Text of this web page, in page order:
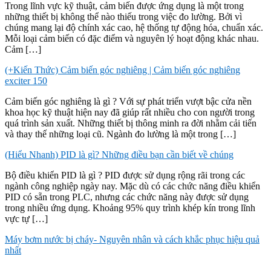
Trong lĩnh vực kỹ thuật, cảm biến được ứng dụng là một trong
những thiết bị không thể nào thiếu trong việc đo lường. Bởi vì
chúng mang lại độ chính xác cao, hệ thống tự động hóa, chuẩn xác.
Mỗi loại cảm biến có đặc điểm và nguyên lý hoạt động khác nhau.
Cảm […]
(+Kiến Thức) Cảm biến góc nghiêng | Cảm biến góc nghiêng
exciter 150
Cảm biến góc nghiêng là gì ? Với sự phát triển vượt bậc cửa nền
khoa học kỹ thuật hiện nay đã giúp rất nhiều cho con người trong
quá trình sản xuất. Những thiết bị thông minh ra đời nhằm cải tiến
và thay thế những loại cũ. Ngành đo lường là một trong […]
(Hiểu Nhanh) PID là gì? Những điều bạn cần biết về chúng
Bộ điều khiển PID là gì ? PID được sử dụng rộng rãi trong các
ngành công nghiệp ngày nay. Mặc dù có các chức năng điều khiển
PID có sẵn trong PLC, nhưng các chức năng này được sử dụng
trong nhiều ứng dụng. Khoảng 95% quy trình khép kín trong lĩnh
vực tự […]
Máy bơm nước bị cháy- Nguyên nhân và cách khắc phục hiệu quả
nhất